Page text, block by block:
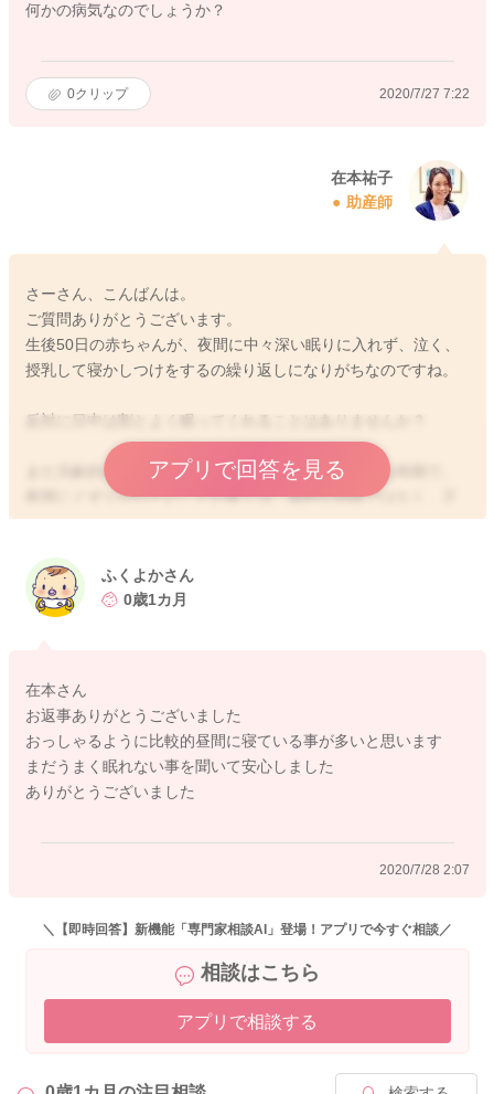
何かの病気なのでしょうか？
0クリップ 2020/7/27 7:22
在本祐子
助産師
さーさん、こんばんは。
ご質問ありがとうございます。
生後50日の赤ちゃんが、夜間に中々深い眠りに入れず、泣く、
授乳して寝かしつけをするの繰り返しになりがちなのですね。
反対に日中は割とよく眠ってくれることはありませんか？
まだ月齢的には、夜間に深い眠りにつけない事がある時期で、
夜間にぐずりがひどいことの多くは、病的な問題ではなく、正
常な発達のお子さんに見られる成長過程の生理的な現象と考え
大体、生後3、4ヶ月位になってくると、日中に起きている時間
が長くなり、夜間に深い眠りに入りやすくなります。
んが寝ているときにゴロゴロするなど、今の時期はこの様なも
のだと割り切って、赤ちゃんに合わせてあげるとよいと思いま
す。
どうぞ、ご無理しないで、休めるときに休む様にしてください
ね。
アプリで回答を見る
2020/7/27 22:04
ふくよかさん
0歳1カ月
在本さん
お返事ありがとうございました
おっしゃるように比較的昼間に寝ている事が多いと思います
まだうまく眠れない事を聞いて安心しました
ありがとうございました
2020/7/28 2:07
＼【即時回答】新機能「専門家相談AI」登場！アプリで今すぐ相談／
相談はこちら
アプリで相談する